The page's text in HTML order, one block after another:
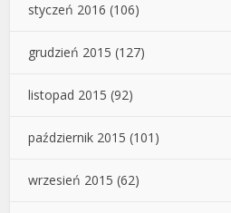
styczeń 2016 (106)
grudzień 2015 (127)
listopad 2015 (92)
październik 2015 (101)
wrzesień 2015 (62)